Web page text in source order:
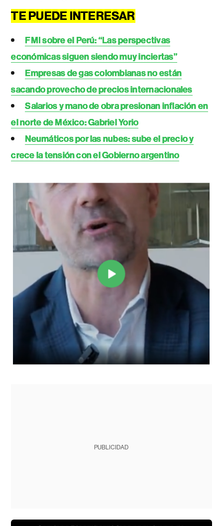
TE PUEDE INTERESAR
FMI sobre el Perú: “Las perspectivas
económicas siguen siendo muy inciertas”
Empresas de gas colombianas no están
sacando provecho de precios internacionales
Salarios y mano de obra presionan inflación en
el norte de México: Gabriel Yorio
Neumáticos por las nubes: sube el precio y
crece la tensión con el Gobierno argentino
PUBLICIDAD